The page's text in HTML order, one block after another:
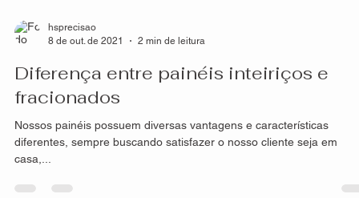
14 de out. de 2021
2 min de leitura
Resistência dos produtos HS Metal
Design
extremamente...